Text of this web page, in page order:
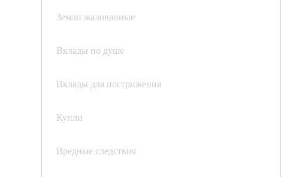
Земли жалованные
Вклады по душе
Вклады для пострижения
Купли
Вредные следствия